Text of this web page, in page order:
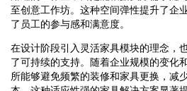
至创意工作坊。这种空间弹性提升了企
了员工的参与感和满意度。
在设计阶段引入灵活家具模块的理念，
了可持续的支持。随着企业规模的变化
所能够避免频繁的装修和家具更换，减